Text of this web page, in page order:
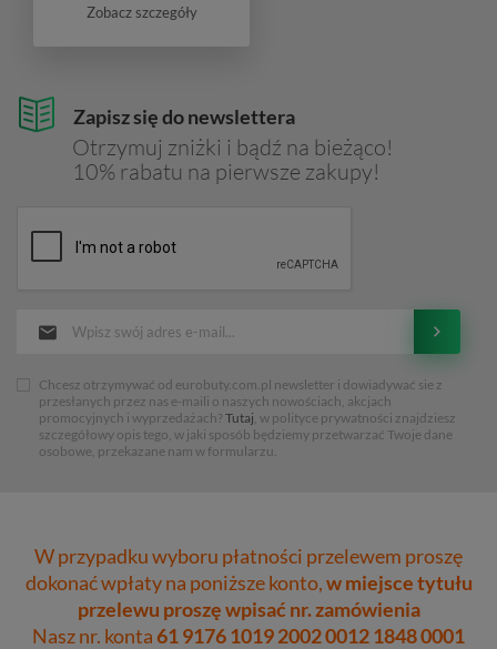
Zapisz się do newslettera
Otrzymuj zniżki i bądź na bieżąco!
10% rabatu na pierwsze zakupy!
Chcesz otrzymywać od eurobuty.com.pl newsletter i dowiadywać sie z
przesłanych przez nas e-maili o naszych nowościach, akcjach
promocyjnych i wyprzedażach? Tutaj, w polityce prywatności znajdziesz
szczegółowy opis tego, w jaki sposób będziemy przetwarzać Twoje dane
osobowe, przekazane nam w formularzu.
Zobacz szczegóły
W przypadku wyboru płatności przelewem proszę
dokonać wpłaty na poniższe konto,w miejsce tytułu
przelewu proszę wpisać nr. zamówienia
Nasz nr. konta61 9176 1019 2002 0012 1848 0001